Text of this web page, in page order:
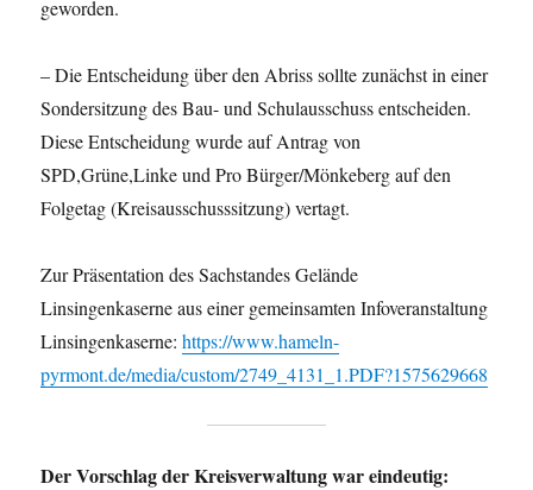
geworden.
– Die Entscheidung über den Abriss sollte zunächst in einer
Sondersitzung des Bau- und Schulausschuss entscheiden.
Diese Entscheidung wurde auf Antrag von
SPD,Grüne,Linke und Pro Bürger/Mönkeberg auf den
Folgetag (Kreisausschusssitzung) vertagt.
Zur Präsentation des Sachstandes Gelände
Linsingenkaserne aus einer gemeinsamten Infoveranstaltung
Linsingenkaserne:https://www.hameln-
pyrmont.de/media/custom/2749_4131_1.PDF?1575629668
Der Vorschlag der Kreisverwaltung war eindeutig: